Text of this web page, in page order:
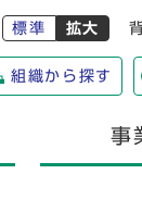
標準 拡大
組織から探す
事